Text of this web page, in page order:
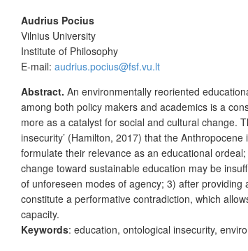
Audrius Pocius
Vilnius University
Institute of Philosophy
E-mail: audrius.pocius@fsf.vu.lt
Abstract. An environmentally reoriented
among both policy makers and academics is a
more as a catalyst for social and cultural change.
insecurity’ (Hamilton, 2017) that the
formulate their relevance as an educational
change toward sustainable education may be
of unforeseen modes of agency; 3) after
constitute a performative contradiction, which
capacity.
Keywords: education, ontological insecurity,